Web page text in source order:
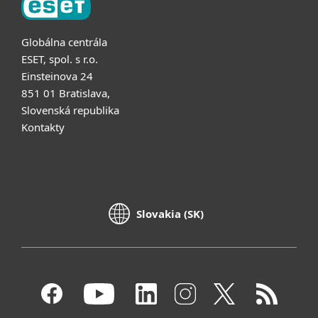
Globálna centrála
ESET, spol. s r.o.
Einsteinova 24
851 01 Bratislava,
Slovenská republika
Kontakty
Slovakia (SK)